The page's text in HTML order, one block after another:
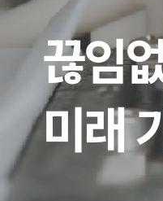
끊임
미래